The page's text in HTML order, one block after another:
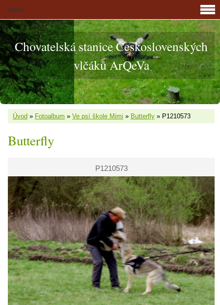
Chovatelská stanice Československých
vlčáků ArQeVa
Úvod » Fotoalbum » Ve psí škole Mimi » Butterfly » P1210573
Butterfly
P1210573
Menu